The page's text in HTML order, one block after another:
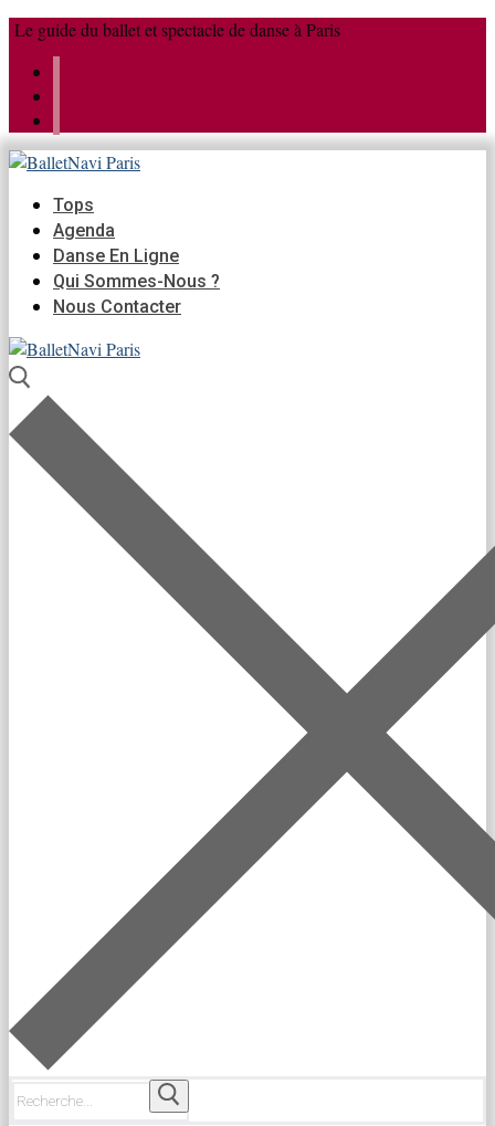
Aller
contenu
Menu
Fermer
Le guide du ballet et spectacle de danse à Paris
Tops
Agenda
Danse En Ligne
Qui Sommes-Nous ?
Nous Contacter
Rechercher